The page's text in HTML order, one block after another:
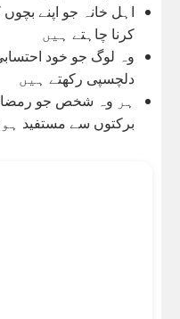
اہل خانہ جو اپنے
کرنا چاہتے ہیں
وہ لوگ جو خود
دلچسپی رکھتے ہیں
ہر وہ شخص جو
برکتوں سے مستفید